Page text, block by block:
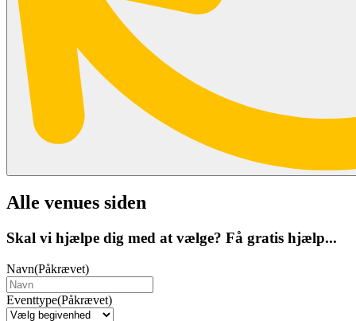
Alle venues siden
Skal vi hjælpe dig med at vælge? Få gratis hjælp...
Navn(Påkrævet)
Eventtype(Påkrævet)